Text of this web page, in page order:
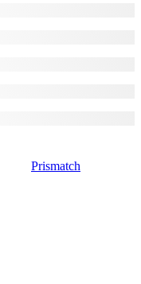
Prismatch